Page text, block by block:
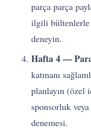
parça parça
ilgili bültenlerle
deneyin.
Hafta 4 —
katmanı
planlayın
sponsorluk
denemesi.